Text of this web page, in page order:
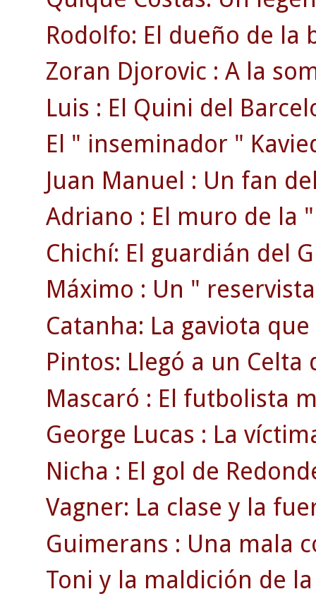
Rodolfo: El dueño de la
Zoran Djorovic : A la
Luis : El Quini del
El " inseminador "
Juan Manuel : Un fan
Adriano : El muro de la
Chichí: El guardián del
Máximo : Un "
Catanha: La gaviota
Pintos: Llegó a un
Mascaró : El futbolista
George Lucas : La
Nicha : El gol de
Vagner: La clase y la
Guimerans : Una mala
Toni y la maldición de